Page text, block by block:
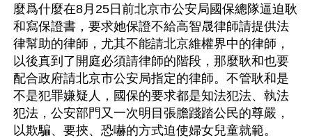
麼爲什麼在8月25日前北京市公安局國保總隊逼迫耿
和寫保證書，要求她保證不給高智晟律師請提供法
律幫助的律師，尤其不能請北京維權界中的律師，
以後真到了開庭必須請律師的階段，那麼耿和也要
配合政府請北京市公安局指定的律師。不管耿和是
不是犯罪嫌疑人，國保的要求都是知法犯法、執法
犯法，公安部門又一次明目張膽踐踏公民的尊嚴，
以欺騙、要挾、恐嚇的方式迫使婦女兒童就範。